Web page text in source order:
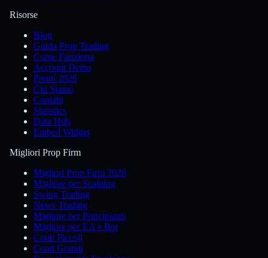
Risorse
Blog
Guida Prop Trading
Come Funziona
Account Demo
Premi 2026
Chi Siamo
Contatti
Statistics
Data Hub
Embed Widget
Migliori Prop Firm
Migliori Prop Firm 2026
Migliore per Scalping
Swing Trading
News Trading
Migliore per Principianti
Migliore per EA e Bot
Conti Piccoli
Conti Grandi